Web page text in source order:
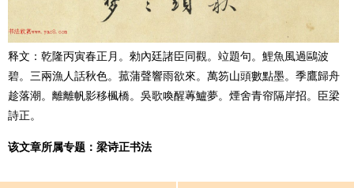
释文：乾隆丙寅春正月。勑內廷諸臣同觀。竝題句。鯉魚風過鷗波
碧。三兩漁人話秋色。菰蒲聲響雨欲來。萬笏山頭數點墨。季鷹歸舟
趁落潮。離離帆影移楓橋。吳歌喚醒蓴鱸夢。煙舍青帘隔岸招。臣梁
詩正。
该文章所属专题： 梁诗正书法